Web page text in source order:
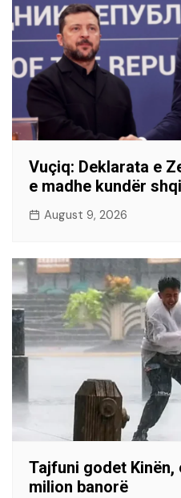
Vuçiq: Deklarata e
e madhe kundër
August 9, 2026
Tajfuni godet Kinën,
milion banorë